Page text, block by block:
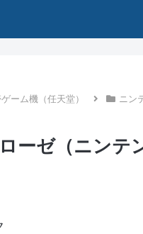
ーム機（任天堂） ニン
ーゼ（ニンテ